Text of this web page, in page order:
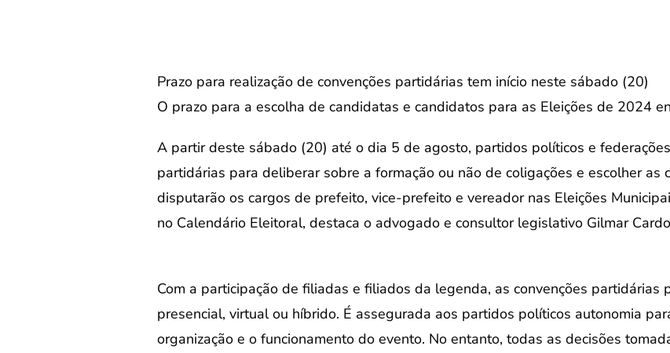
Prazo para realização de convenções partidárias tem início neste sábado (20)
O prazo para a escolha de candidatas e candidatos para as Eleições de 2024
A partir deste sábado (20) até o dia 5 de agosto, partidos políticos e
partidárias para deliberar sobre a formação ou não de coligações e escolher as
disputarão os cargos de prefeito, vice-prefeito e vereador nas Eleições
no Calendário Eleitoral, destaca o advogado e consultor legislativo Gilmar
Com a participação de filiadas e filiados da legenda, as convenções partidárias
presencial, virtual ou híbrido. É assegurada aos partidos políticos autonomia
organização e o funcionamento do evento. No entanto, todas as decisões